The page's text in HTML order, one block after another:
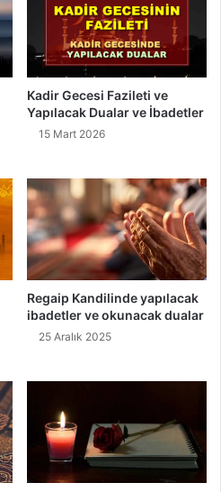
Kadir Gecesi Fazileti ve
Yapılacak Dualar ve İbadetler
15 Mart 2026
Regaip Kandilinde yapılacak
ibadetler ve okunacak dualar
25 Aralık 2025